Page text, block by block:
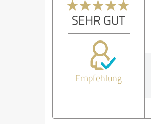
SEHR GUT
Empfehlung